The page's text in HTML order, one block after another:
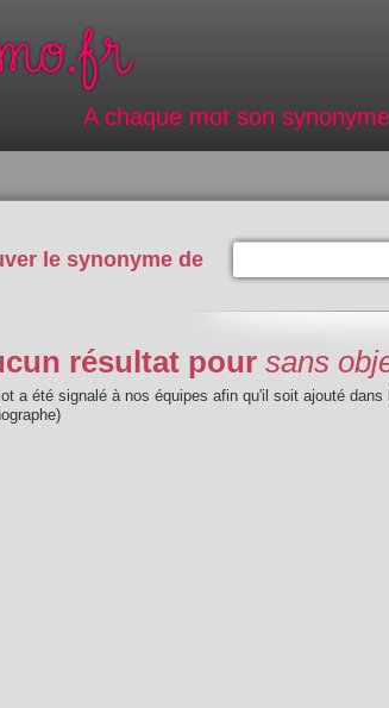
A chaque mot son
le synonyme de
résultat pour sans
a été signalé à nos équipes afin qu'il soit ajouté